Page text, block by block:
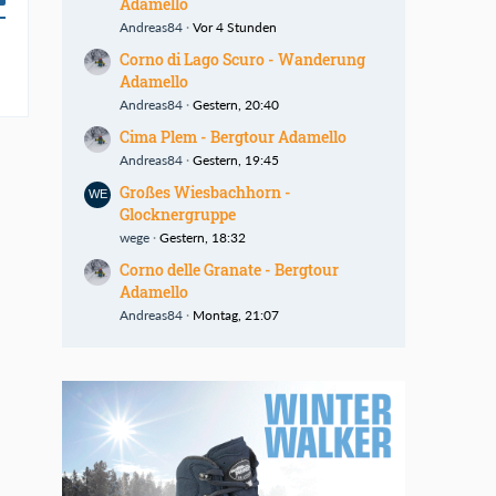
Andreas84 Vor 4 Stunden
Corno di Lago Scuro - Wanderung
Adamello
Andreas84 Gestern, 20:40
Cima Plem - Bergtour Adamello
Andreas84 Gestern, 19:45
Großes Wiesbachhorn -
Glocknergruppe
wege Gestern, 18:32
Corno delle Granate - Bergtour
Adamello
Andreas84 Montag, 21:07